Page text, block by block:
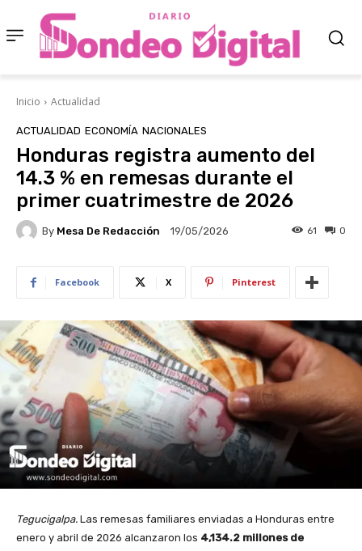
Inicio Actualidad
ACTUALIDAD ECONOMÍA NACIONALES
Honduras registra aumento del
14.3 % en remesas durante el
primer cuatrimestre de 2026
By Mesa De Redacción 19/05/2026 0
61
Facebook X Pinterest
Tegucigalpa. Las remesas familiares enviadas a Honduras entre
enero y abril de 2026 alcanzaron los 4,134.2 millones de